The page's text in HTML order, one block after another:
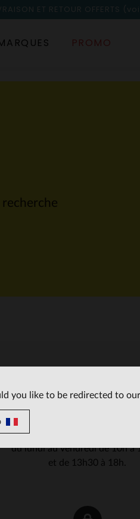
ET RETOUR OFFERTS
PROMO
recherche
au 03 59 08 80 80
du lundi au vendredi de 10h à
et de 13h30 à 18h.
you like to be redirected to